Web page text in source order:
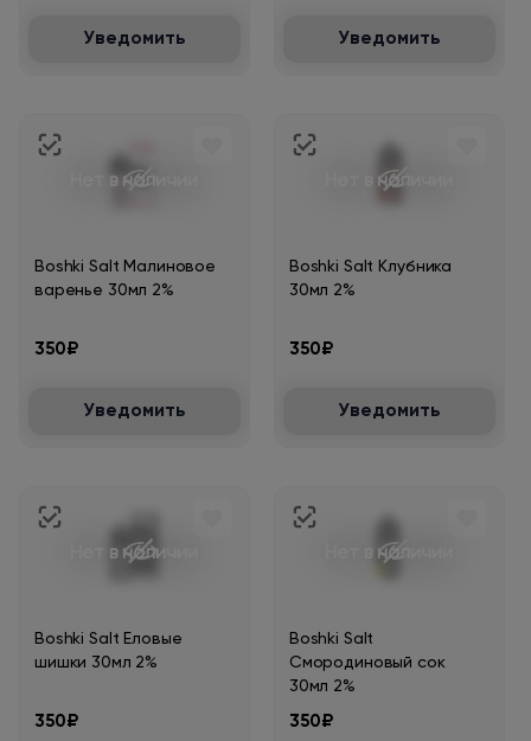
Уведомить Уведомить
Нет в наличии
Boshki Salt Малиновое
варенье 30мл 2%
350₽
Уведомить
Нет в наличии
Boshki Salt Клубника
30мл 2%
350₽
Уведомить
Нет в наличии
Boshki Salt Еловые
шишки 30мл 2%
350₽
Нет в наличии
Boshki Salt
Смородиновый сок
30мл 2%
350₽